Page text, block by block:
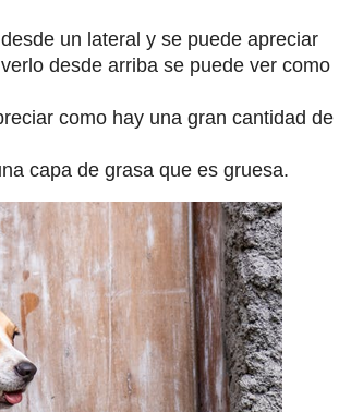
un lateral y se puede apreciar
desde arriba se puede ver como
como hay una gran cantidad de
capa de grasa que es gruesa.